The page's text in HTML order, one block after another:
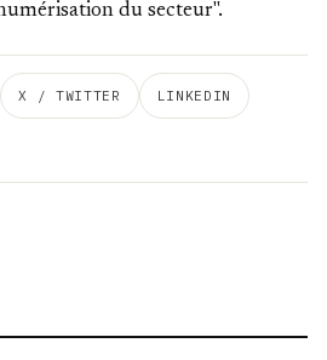
du secteur".
X / TWITTER LINKEDIN